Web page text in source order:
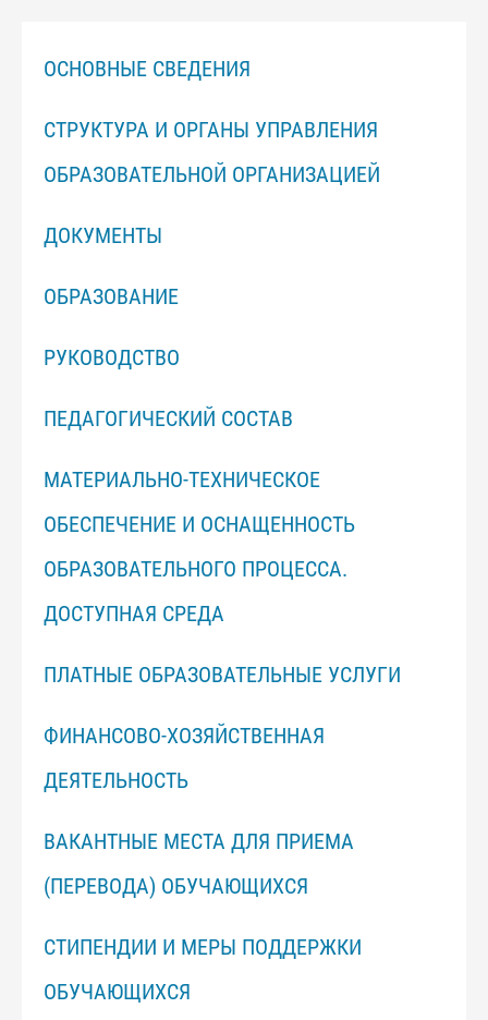
ОСНОВНЫЕ СВЕДЕНИЯ
СТРУКТУРА И ОРГАНЫ УПРАВЛЕНИЯ
ОБРАЗОВАТЕЛЬНОЙ ОРГАНИЗАЦИЕЙ
ДОКУМЕНТЫ
ОБРАЗОВАНИЕ
РУКОВОДСТВО
ПЕДАГОГИЧЕСКИЙ СОСТАВ
МАТЕРИАЛЬНО-ТЕХНИЧЕСКОЕ
ОБЕСПЕЧЕНИЕ И ОСНАЩЕННОСТЬ
ОБРАЗОВАТЕЛЬНОГО ПРОЦЕССА.
ДОСТУПНАЯ СРЕДА
ПЛАТНЫЕ ОБРАЗОВАТЕЛЬНЫЕ УСЛУГИ
ФИНАНСОВО-ХОЗЯЙСТВЕННАЯ
ДЕЯТЕЛЬНОСТЬ
ВАКАНТНЫЕ МЕСТА ДЛЯ ПРИЕМА
(ПЕРЕВОДА) ОБУЧАЮЩИХСЯ
СТИПЕНДИИ И МЕРЫ ПОДДЕРЖКИ
ОБУЧАЮЩИХСЯ